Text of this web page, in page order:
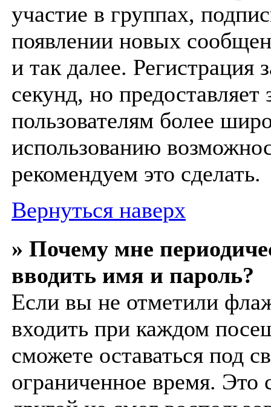
участие в группах,
появлении новых
и так далее. Регистрация
секунд, но
пользователям более
использованию
рекомендуем это сделать.
Вернуться наверх
» Почему мне
вводить имя и пароль?
Если вы не отметили
входить при каждом
сможете оставаться под
ограниченное время. Это